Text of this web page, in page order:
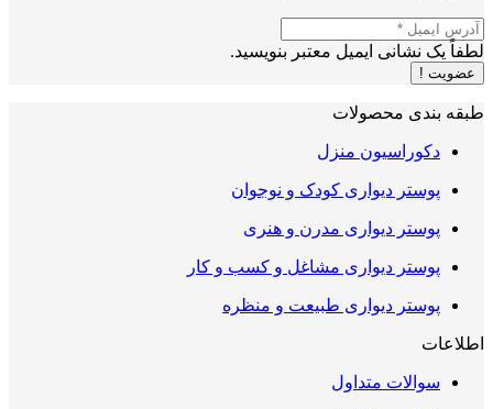
لطفاً یک نشانی ایمیل معتبر بنویسید.
عضویت !
طبقه بندی محصولات
دکوراسیون منزل
پوستر دیواری کودک و نوجوان
پوستر دیواری مدرن و هنری
پوستر دیواری مشاغل و کسب و کار
پوستر دیواری طبیعت و منظره
اطلاعات
سوالات متداول